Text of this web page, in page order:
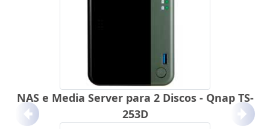
NAS e Media Server para 2 Discos - Qnap TS-
253D
Anterior